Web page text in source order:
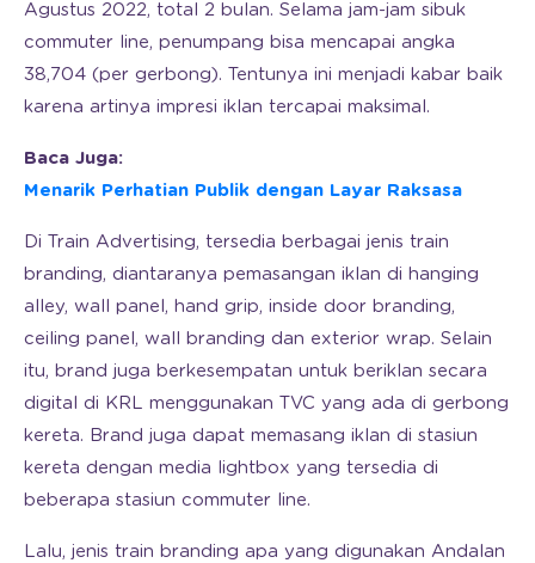
Agustus 2022, total 2 bulan. Selama jam-jam sibuk
commuter line, penumpang bisa mencapai angka
38,704 (per gerbong). Tentunya ini menjadi kabar baik
karena artinya impresi iklan tercapai maksimal.
Baca Juga:
Menarik Perhatian Publik dengan Layar Raksasa
Di Train Advertising, tersedia berbagai jenis train
branding, diantaranya pemasangan iklan di hanging
alley, wall panel, hand grip, inside door branding,
ceiling panel, wall branding dan exterior wrap. Selain
itu, brand juga berkesempatan untuk beriklan secara
digital di KRL menggunakan TVC yang ada di gerbong
kereta. Brand juga dapat memasang iklan di stasiun
kereta dengan media lightbox yang tersedia di
beberapa stasiun commuter line.
Lalu, jenis train branding apa yang digunakan Andalan